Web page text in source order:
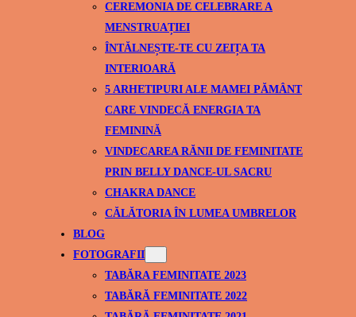
CEREMONIA DE CELEBRARE A
MENSTRUAȚIEI
ÎNTĂLNEȘTE-TE CU ZEIȚA TA
INTERIOARĂ
5 ARHETIPURI ALE MAMEI PĂMÂNT
CARE VINDECĂ ENERGIA TA
FEMININĂ
VINDECAREA RĂNII DE FEMINITATE
PRIN BELLY DANCE-UL SACRU
CHAKRA DANCE
CĂLĂTORIA ÎN LUMEA UMBRELOR
BLOG
FOTOGRAFII
TABĂRA FEMINITATE 2023
TABĂRĂ FEMINITATE 2022